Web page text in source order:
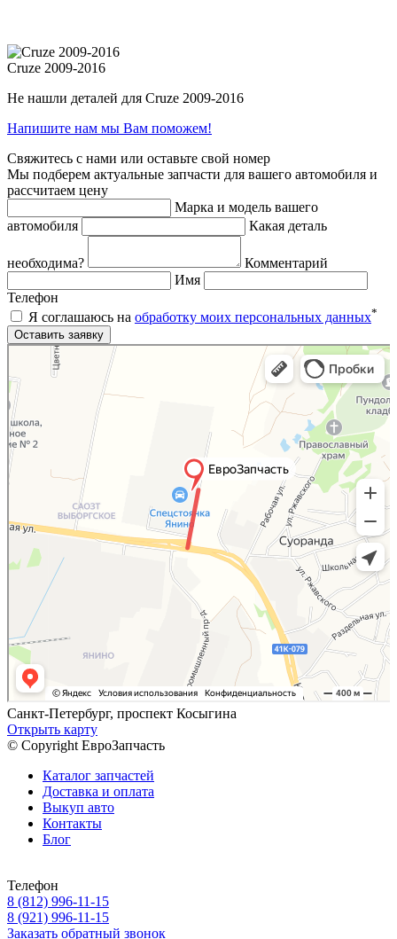
Cruze 2009-2016
Не нашли деталей для Cruze 2009-2016
Напишите нам мы Вам поможем!
Свяжитесь с нами или оставьте свой номер
Мы подберем актуальные запчасти для вашего автомобиля и
рассчитаем цену
Марка и модель вашего
автомобиля
Какая деталь
необходима?
Комментарий
Имя
Телефон
Я соглашаюсь на обработку моих персональных данных*
Яндекс.Карты
Яндекс.Карты — поиск мест и адресов, городской транспорт
Санкт-Петербург, проспект Косыгина
Открыть карту
© Copyright ЕвроЗапчасть
Каталог запчастей
Доставка и оплата
Выкуп авто
Контакты
Блог
Телефон
8 (812) 996-11-15
8 (921) 996-11-15
Заказать обратный звонок